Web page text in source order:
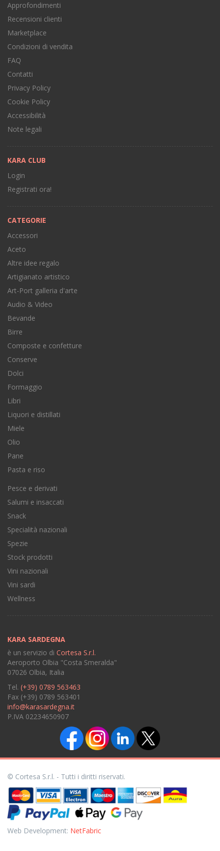
Approfondimenti
Recensioni clienti
Marketplace
Condizioni di vendita
FAQ
Contatti
Privacy Policy
Cookie Policy
Accessibilità
Note legali
KARA CLUB
Login
Registrati ora!
CATEGORIE
Accessori
Aceto
Altre idee regalo
Artigianato artistico
Art-Port galleria d'arte
Audio & Video
Bevande
Birre
Composte e confetture
Conserve
Dolci
Formaggio
Libri
Liquori e distillati
Miele
Olio
Pane
Pasta e riso
Pesce e derivati
Salumi e insaccati
Snack
Specialità nazionali
Spezie
Stock prodotti
Vini nazionali
Vini sardi
Wellness
KARA SARDEGNA
è un servizio di Cortesa S.r.l.
Aeroporto Olbia "Costa Smeralda"
07026 Olbia, Italia
Tel. (+39) 0789 563463
Fax (+39) 0789 563401
info@karasardegna.it
P.IVA 02234650907
© Cortesa S.r.l. - Tutti i diritti riservati.
Web Development: NetFabric